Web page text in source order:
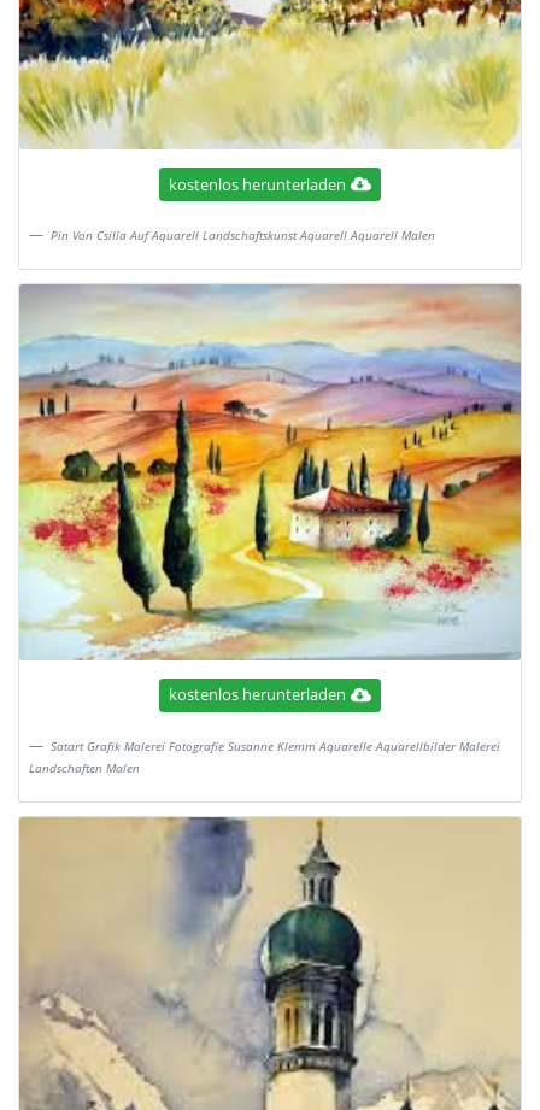
kostenlos herunterladen
Pin Von Csilla Auf Aquarell Landschaftskunst Aquarell Aquarell Malen
kostenlos herunterladen
Satart Grafik Malerei Fotografie Susanne Klemm Aquarelle Aquarellbilder Malerei
Landschaften Malen